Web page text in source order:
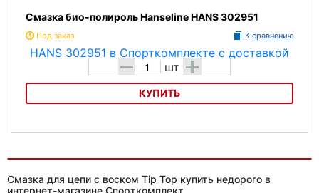
Смазка био-полироль Hanseline HANS 302951
Под заказ К сравнению
- шт +
КУПИТЬ
Смазка для цепи с воском Tip Top купить недорого в
интернет-магазине Спорткомплект